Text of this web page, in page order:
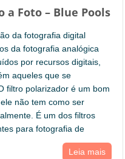
a Foto – Blue Pools
da fotografia digital
da fotografia analógica
por recursos digitais,
aqueles que se
filtro polarizador é um bom
não tem como ser
É um dos filtros
para fotografia de
Leia mais